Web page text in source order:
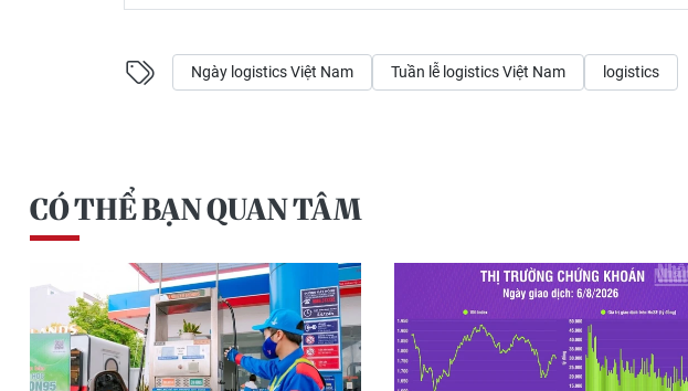
Ngày logistics Việt Nam Tuần lễ logistics Việt Nam logistics
CÓ THỂ BẠN QUAN TÂM